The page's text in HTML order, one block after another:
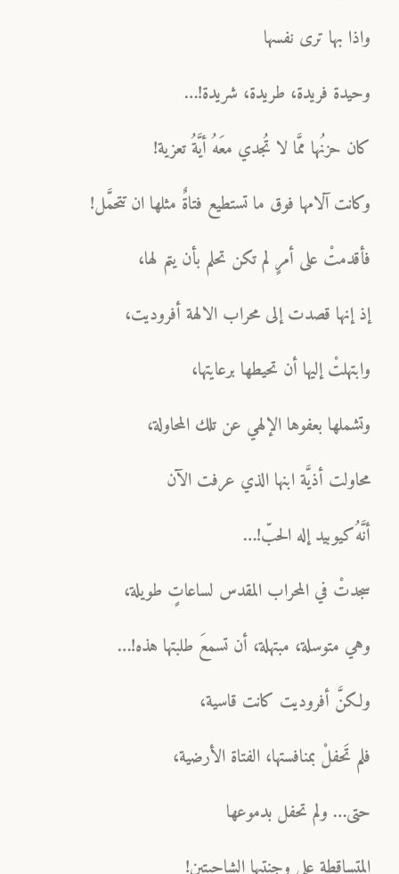
واذا بها ترى نفسها
وحيدة فريدة، طريدة، شريدة!…
كان حزنُها ممَّا لا تُجدي معَهُ أيَّةُ تعزية!
وكانت آلامها فوق ما تستطيع فتاةٌ مثلها ان تتحمَّل!
فأقدمتْ على أمرٍ لم تكن تحلم بأن يتم لها،
إذ إنها قصدت إلى محراب الالهة أفروديت،
وابتهلتْ إليها أن تحيطها برعايتها،
وتشملها بعفوها الإلهي عن تلك المحاولة،
محاولت أذيَّة ابنها الذي عرفت الآن
أنَّهُ كيوبيد إله الحبّ!…
سجدتْ في المحراب المقدس لساعاتٍ طويلة،
وهي متوسلة، مبتهلة، أن تسمعَ طلبتها هذه!…
ولكنَّ أفروديت كانت قاسية،
فلم تَحفلْ بمنافستها، الفتاة الأرضية،
حتى… ولم تحفل بدموعها